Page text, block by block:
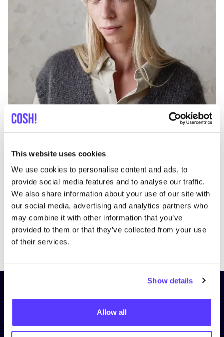
This website uses cookies
We use cookies to personalise content and ads, to
provide social media features and to analyse our traffic.
We also share information about your use of our site with
our social media, advertising and analytics partners who
may combine it with other information that you’ve
provided to them or that they’ve collected from your use
of their services.
Show details
Allow all
en blijf op de hoogte!
Voornaam*